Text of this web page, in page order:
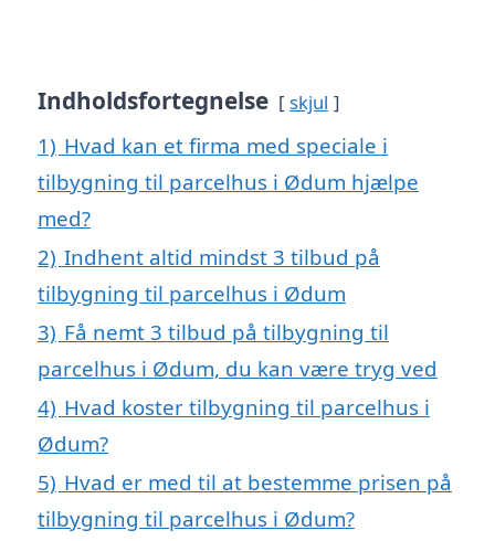
Indholdsfortegnelse skjul
1) Hvad kan et firma med speciale i
tilbygning til parcelhus i Ødum hjælpe
med?
2) Indhent altid mindst 3 tilbud på
tilbygning til parcelhus i Ødum
3) Få nemt 3 tilbud på tilbygning til
parcelhus i Ødum, du kan være tryg ved
4) Hvad koster tilbygning til parcelhus i
Ødum?
5) Hvad er med til at bestemme prisen på
tilbygning til parcelhus i Ødum?